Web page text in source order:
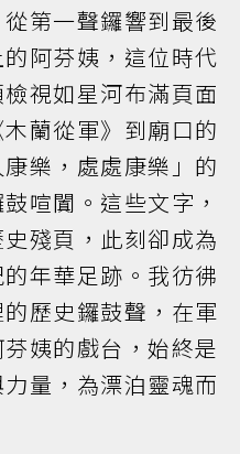
第一聲鑼響到最後
阿芬姨，這位時代
視如星河布滿頁面
蘭從軍》到廟口的
樂，處處康樂」的
喧闐。這些文字，
殘頁，此刻卻成為
年華足跡。我彷彿
歷史鑼鼓聲，在軍
姨的戲台，始終是
量，為漂泊靈魂而